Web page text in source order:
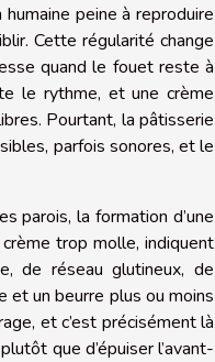
peine à reproduire
Cette régularité change
quand le fouet reste à
le rythme, et une crème
Pourtant, la pâtisserie
parfois sonores, et le
parois, la formation d’une
crème trop molle, indiquent
de réseau glutineux, de
et un beurre plus ou moins
et c’est précisément là
que d’épuiser l’avant-